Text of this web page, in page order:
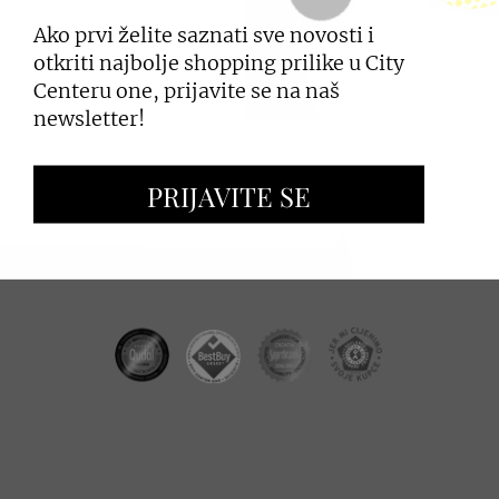
PRIJAVI SE
ZAKUP PROSTORA
OGLAŠAVANJE I PROMOCIJE
Ako prvi želite saznati sve novosti i
otkriti najbolje shopping prilike u City
Centeru one, prijavite se na naš
newsletter!
PRIJAVITE SE